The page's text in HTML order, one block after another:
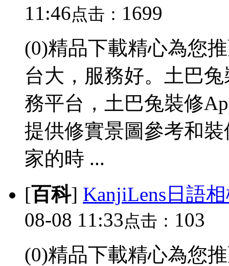
11:46点击： 1699
(0)精品下載精心為您
台大，服務好。土巴
務平台，土巴兔裝修
提供修實景圖參考和
家的時 ...
[百科] KanjiLens日語
08-08 11:33点击： 103
(0)精品下載精心為您